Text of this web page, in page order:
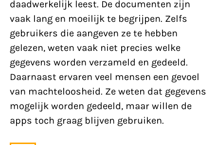
daadwerkelijk leest. De documenten zijn
vaak lang en moeilijk te begrijpen. Zelfs
gebruikers die aangeven ze te hebben
gelezen, weten vaak niet precies welke
gegevens worden verzameld en gedeeld.
Daarnaast ervaren veel mensen een gevoel
van machteloosheid. Ze weten dat gegevens
mogelijk worden gedeeld, maar willen de
apps toch graag blijven gebruiken.